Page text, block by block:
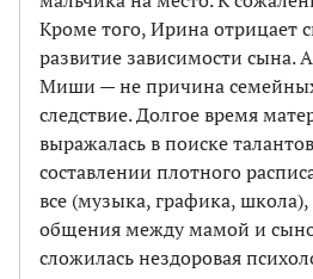
Кроме того, Ирина отрицает
развитие зависимости сына.
Миши — не причина
следствие. Долгое время
выражалась в поиске
составлении плотного
все (музыка, графика, школа),
общения между мамой и
сложилась нездоровая